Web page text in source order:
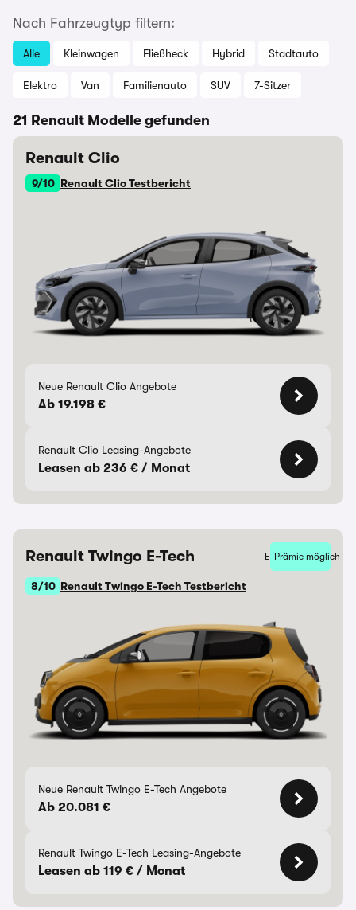
Nach Fahrzeugtyp filtern:
Alle Kleinwagen Fließheck Hybrid Stadtauto
Elektro Van Familienauto SUV 7-Sitzer
21 Renault Modelle gefunden
Renault Clio
9/10 Renault Clio Testbericht
Neue Renault Clio Angebote
Ab 19.198 €
Renault Clio Leasing-Angebote
Leasen ab 236 € / Monat
Renault Twingo E-Tech E-Prämie möglich
8/10 Renault Twingo E-Tech Testbericht
Neue Renault Twingo E-Tech Angebote
Ab 20.081 €
Renault Twingo E-Tech Leasing-Angebote
Leasen ab 119 € / Monat